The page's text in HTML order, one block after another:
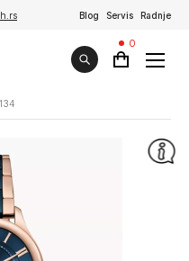
Blog Servis Radnje
0